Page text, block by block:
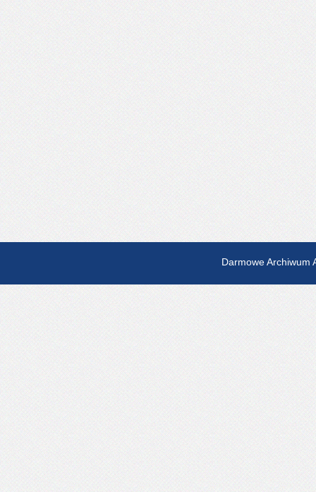
Darmowe Archiwum